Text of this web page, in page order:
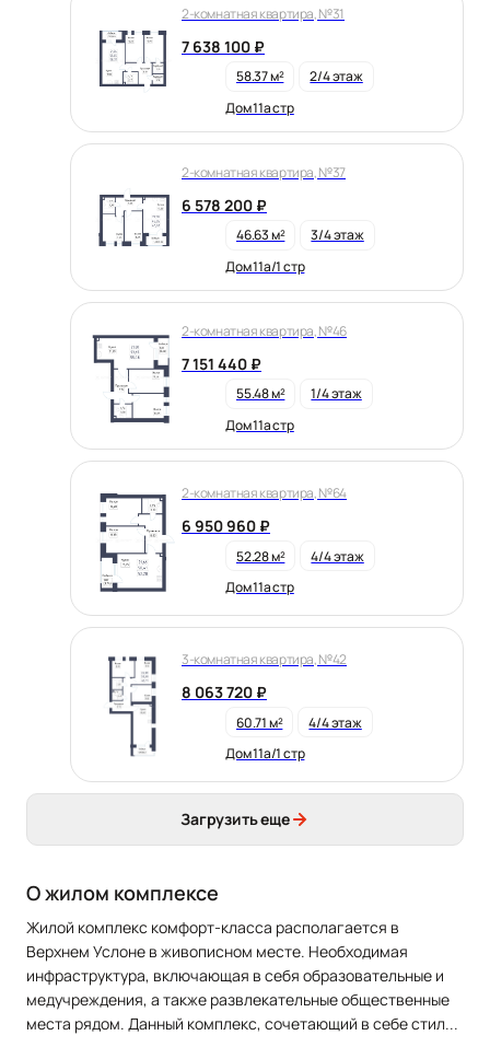
О жилом комплексе
Жилой комплекс комфорт-класса располагается в
Верхнем Услоне в живописном месте. Необходимая
инфраструктура, включающая в себя образовательные и
медучреждения, а также развлекательные общественные
места рядом. Данный комплекс, сочетающий в себе стил...
2-комнатная квартира, №31
7 638 100 ₽
58.37 м²
2/4 этаж
Дом 11а стр
2-комнатная квартира, №37
6 578 200 ₽
46.63 м²
3/4 этаж
Дом 11а/1 стр
2-комнатная квартира, №46
7 151 440 ₽
55.48 м²
1/4 этаж
Дом 11а стр
2-комнатная квартира, №64
6 950 960 ₽
52.28 м²
4/4 этаж
Дом 11а стр
3-комнатная квартира, №42
8 063 720 ₽
60.71 м²
4/4 этаж
Дом 11а/1 стр
Загрузить еще